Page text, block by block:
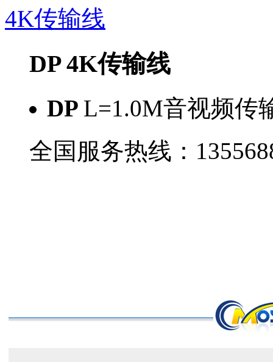
4K传输线
DP 4K传输线
DP L=1.0M音视频传
全国服务热线：